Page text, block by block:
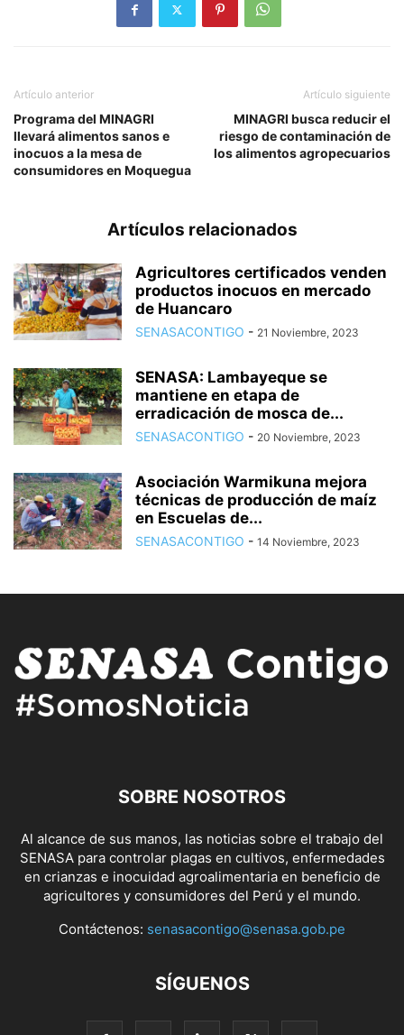
Artículo anterior
Programa del MINAGRI
llevará alimentos sanos e
inocuos a la mesa de
consumidores en Moquegua
Artículo siguiente
MINAGRI busca reducir el
riesgo de contaminación de
los alimentos agropecuarios
Artículos relacionados
Agricultores certificados venden
productos inocuos en mercado
de Huancaro
SENASACONTIGO - 21 Noviembre, 2023
SENASA: Lambayeque se
mantiene en etapa de
erradicación de mosca de...
SENASACONTIGO - 20 Noviembre, 2023
Asociación Warmikuna mejora
técnicas de producción de maíz
en Escuelas de...
SENASACONTIGO - 14 Noviembre, 2023
SOBRE NOSOTROS
Al alcance de sus manos, las noticias sobre el trabajo del
SENASA para controlar plagas en cultivos, enfermedades
en crianzas e inocuidad agroalimentaria en beneficio de
agricultores y consumidores del Perú y el mundo.
Contáctenos: senasacontigo@senasa.gob.pe
SÍGUENOS